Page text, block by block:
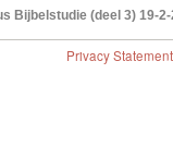
Bijbelstudie (deel 3) 19-2-
Privacy Statement